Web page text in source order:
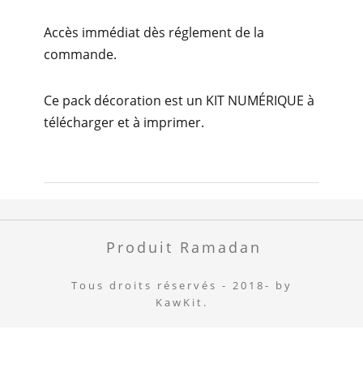
Accès immédiat dès réglement de la
commande.
Ce pack décoration est un KIT NUMÉRIQUE à
télécharger et à imprimer.
Produit Ramadan
Tous droits réservés - 2018- by
KawKit.